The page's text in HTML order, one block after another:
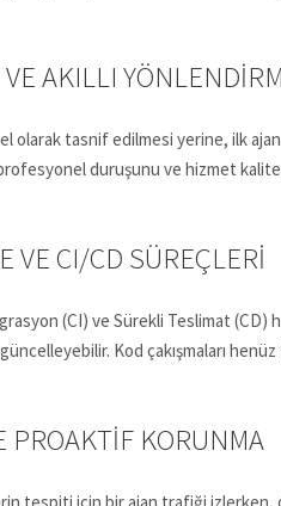
AKILLI
tasnif edilmesi yerine, ilk ajan
profesyonel duruşunu ve hizmet
VE CI/CD SÜREÇLERI
(CI) ve Sürekli Teslimat
Kod çakışmaları henüz
PROAKTIF KORUNMA